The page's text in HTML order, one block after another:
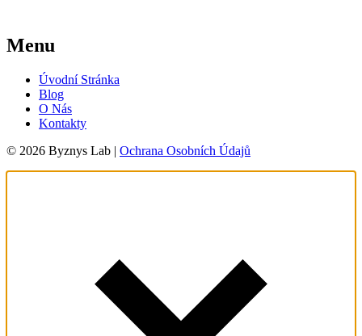
Menu
Úvodní Stránka
Blog
O Nás
Kontakty
© 2026 Byznys Lab | Ochrana Osobních Údajů